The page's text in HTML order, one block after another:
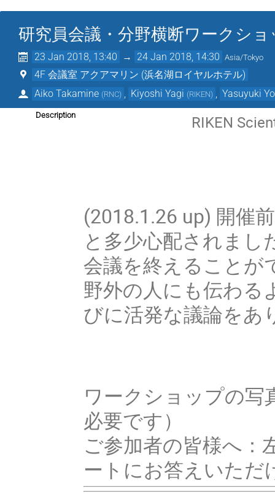
研究員会議・分野横断ワークショ
23 Jan 2018, 13:40 → 24 Jan 2018, 14:30 Asia/Tokyo
4F 会議室 アクアマリン (浜名湖ロイヤルホテル)
Aiko Takamine (RNC) Kiyoshi Yagi (RIKEN) Yasuyuki
Description RIKEN
(2018.1.26 up) 開催
と多少心配されまし
会議を終えることが
野外の人にも伝わる
びに活発な議論をあ
ワークショップの写
必要です）
ご参加者の皆様へ：
ートにお答えいただ